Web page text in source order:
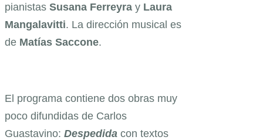
pianistas Susana Ferreyra y Laura
Mangalavitti. La dirección musical es
de Matías Saccone.
El programa contiene dos obras muy
poco difundidas de Carlos
Guastavino: Despedida con textos